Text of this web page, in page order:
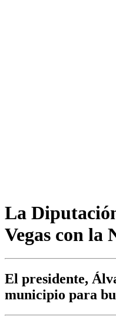
La
Vegas con la
El presidente,
municipio para